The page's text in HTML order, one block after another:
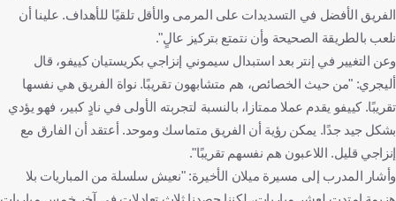
الفريق الأفضل في التسديدات على المرمى والأقل تلقيًا للأهداف. علينا أن
نلعب بالطريقة الصحيحة وأن نتمتع بتركيز عالٍ".
وعن التغيير في إنتر بعد استبدال سيموني إنزاجي بكريستيان كييفو، قال
أليجري: "من حيث الخصائص، هم متشابهون تقريبًا. نواة الفريق هي نفسها
تقريبًا. كييفو يقدم عملا ممتازا، بالنسبة لتجربته الأولى في نادٍ كبير، فهو يؤدي
بشكل جيد جدًا. يمكن رؤية أن الفريق متماسك وموحد. أعتقد أن الفارق مع
إنزاجي قليل. اللاعبون هم نفسهم تقريبًا".
وأشار المدرب إلى مسيرة ميلان الأخيرة: "نعيش سلسلة من المباريات بلا